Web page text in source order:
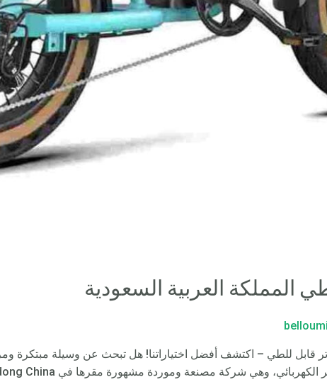
المملكة العربية السعودية
قابل للطي – اكتشف أفضل اختياراتنا! هل تبحث عن وسيلة مبتكرة